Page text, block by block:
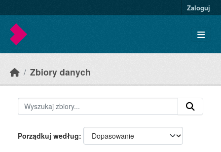
Zaloguj
Zbiory danych
Porządkuj według